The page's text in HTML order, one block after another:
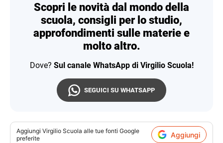
Scopri le novità dal mondo della
scuola, consigli per lo studio,
approfondimenti sulle materie e
molto altro.
Dove? Sul canale WhatsApp di Virgilio Scuola!
SEGUICI SU WHATSAPP
Aggiungi Virgilio Scuola alle tue fonti Google
preferite
Aggiungi